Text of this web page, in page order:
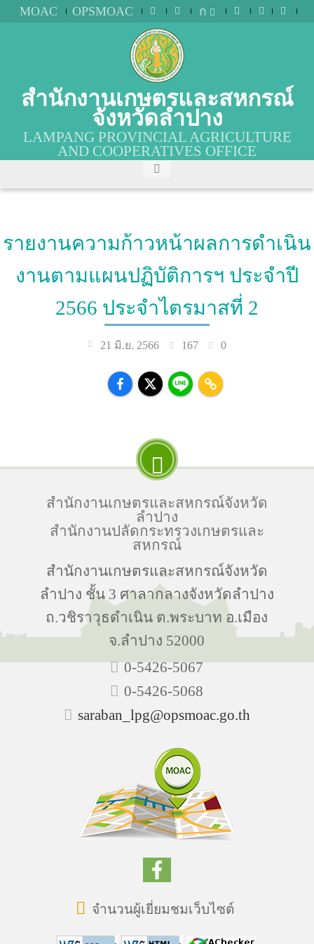
MOAC OPSMOAC ก
สำนักงานเกษตรและสหกรณ์
จังหวัดลำปาง
LAMPANG PROVINCIAL AGRICULTURE
AND COOPERATIVES OFFICE
รายงานความก้าวหน้าผลการดำเนิน
งานตามแผนปฏิบัติการฯ ประจำปี
2566 ประจำไตรมาสที่ 2
21 มิ.ย. 2566 167 0
สำนักงานเกษตรและสหกรณ์จังหวัด
ลำปาง
สำนักงานปลัดกระทรวงเกษตรและ
สหกรณ์
สำนักงานเกษตรและสหกรณ์จังหวัด
ลำปาง ชั้น 3 ศาลากลางจังหวัดลำปาง
ถ.วชิราวุธดำเนิน ต.พระบาท อ.เมือง
จ.ลำปาง 52000
0-5426-5067
0-5426-5068
saraban_lpg@opsmoac.go.th
จำนวนผู้เยี่ยมชมเว็บไซต์